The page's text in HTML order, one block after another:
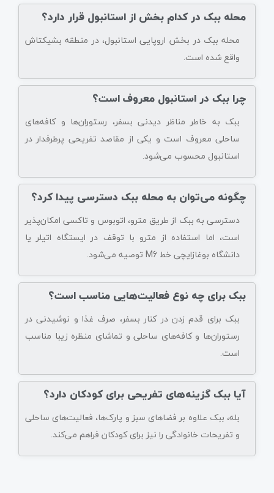
محله ببک در کدام بخش از استانبول قرار دارد؟
محله ببک در بخش اروپایی استانبول، در منطقه بشیکتاش
واقع شده است.
چرا ببک در استانبول معروف است؟
ببک به خاطر مناظر دیدنی بسفر، رستوران‌ها و کافه‌های
ساحلی معروف است و یکی از مقاصد تفریحی پرطرفدار در
استانبول محسوب می‌شود.
چگونه می‌توان به محله ببک دسترسی پیدا کرد؟
دسترسی به ببک از طریق مترو، اتوبوس و تاکسی امکان‌پذیر
است، اما استفاده از مترو با توقف در ایستگاه اتیلر یا
دانشگاه بوغازایچی خط M6 توصیه می‌شود.
ببک برای چه نوع فعالیت‌هایی مناسب است؟
ببک برای قدم زدن در کنار بسفر، صرف غذا و نوشیدنی در
رستوران‌ها و کافه‌های ساحلی و تماشای منظره زیبا مناسب
است.
آیا ببک گزینه‌های تفریحی برای کودکان دارد؟
بله، ببک علاوه بر فضاهای سبز و پارک‌ها، فعالیت‌های ساحلی
و تفریحات خانوادگی را نیز برای کودکان فراهم می‌کند.